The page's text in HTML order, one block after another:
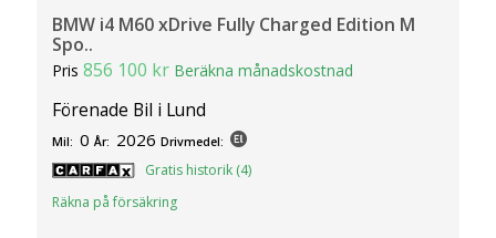
BMW i4 M60 xDrive Fully Charged Edition M
Spo..
Pris856 100 kr Beräkna månadskostnad
Förenade Bil i Lund
Mil: 0 År: 2026 Drivmedel:
Gratis historik (4)
Räkna på försäkring